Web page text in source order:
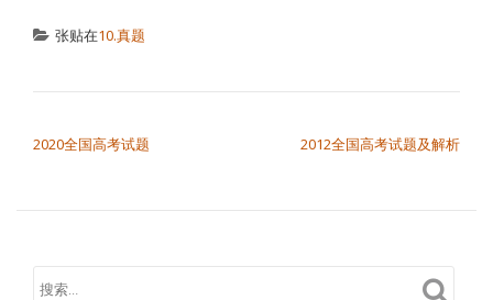
张贴在10.真题
2020全国高考试题 2012全国高考试题及解析